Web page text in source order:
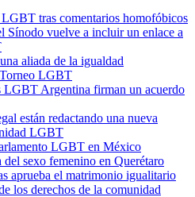
tras comentarios homofóbicos
Sínodo vuelve a incluir un enlace a
aliada de la igualdad
LGBT
LGBT Argentina firman un acuerdo
están redactando una nueva
LGBT
LGBT en México
del sexo femenino en Querétaro
aprueba el matrimonio igualitario
los derechos de la comunidad